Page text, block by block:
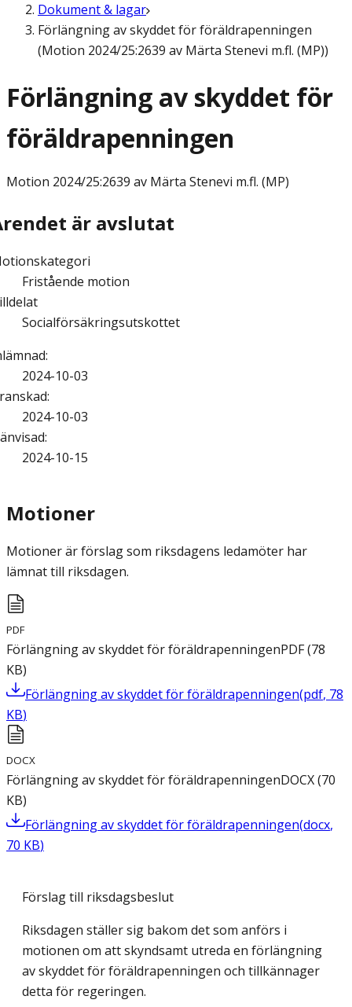
Dokument & lagar
Förlängning av skyddet för föräldrapenningen
(Motion 2024/25:2639 av Märta Stenevi m.fl. (MP))
Förlängning av skyddet för
föräldrapenningen
Motion 2024/25:2639 av Märta Stenevi m.fl. (MP)
är avslutat
Fristående motion
Socialförsäkringsutskottet
:
2024-10-03
:
2024-10-03
:
2024-10-15
Motioner
Motioner är förslag som riksdagens ledamöter har
lämnat till riksdagen.
PDF
Förlängning av skyddet för föräldrapenningenPDF(78
KB)
Förlängning av skyddet för föräldrapenningen(pdf, 78
KB)
DOCX
Förlängning av skyddet för föräldrapenningenDOCX(70
KB)
Förlängning av skyddet för föräldrapenningen(docx,
70 KB)
Förslag till riksdagsbeslut
Riksdagen ställer sig bakom det som anförs i
motionen om att skyndsamt utreda en förlängning
av skyddet för föräldrapenningen och tillkännager
detta för regeringen.